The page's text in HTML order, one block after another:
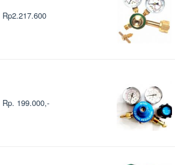
Rp2.217.600
Rp. 199.000,-